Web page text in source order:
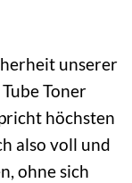
unserer
Toner
höchsten
also voll und
ohne sich